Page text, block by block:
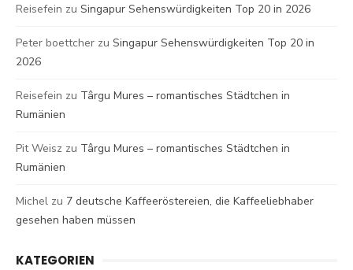
Reisefein zu Singapur Sehenswürdigkeiten Top 20 in 2026
Peter boettcher zu Singapur Sehenswürdigkeiten Top 20 in
2026
Reisefein zu Târgu Mures – romantisches Städtchen in
Rumänien
Pit Weisz zu Târgu Mures – romantisches Städtchen in
Rumänien
Michel zu 7 deutsche Kaffeeröstereien, die Kaffeeliebhaber
gesehen haben müssen
KATEGORIEN